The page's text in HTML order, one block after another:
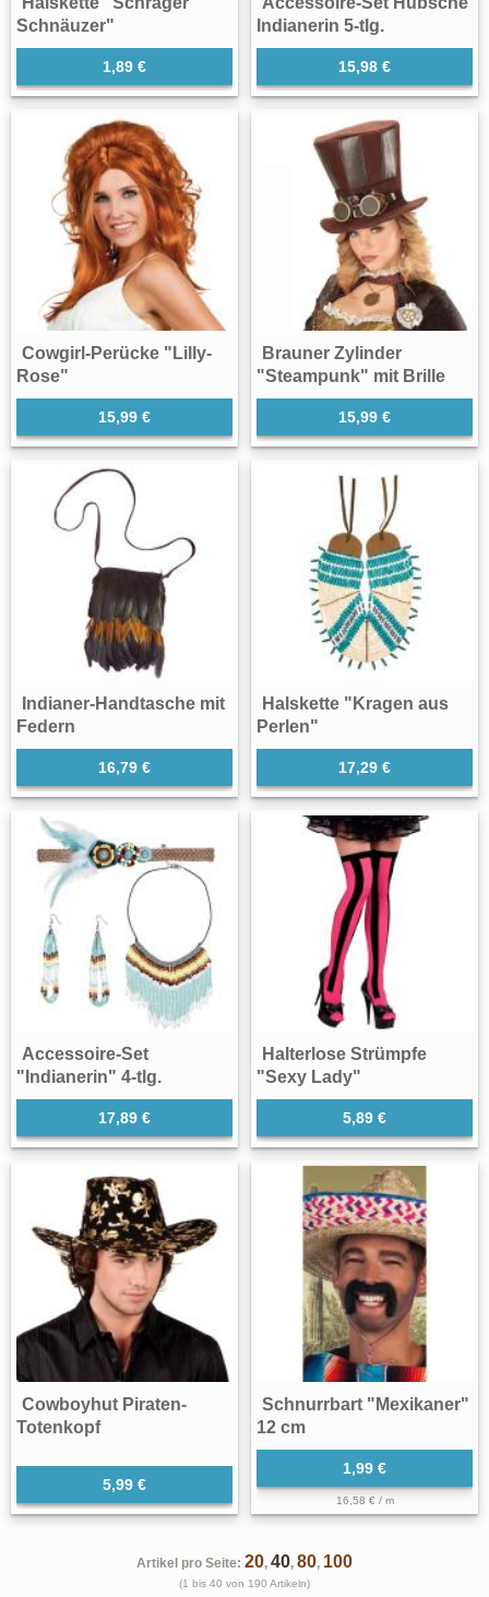
Schnäuzer"
1,89 €
Indianerin 5-tlg.
15,98 €
Cowgirl-Perücke "Lilly-
Rose"
15,99 €
Brauner Zylinder
"Steampunk" mit Brille
15,99 €
Indianer-Handtasche mit
Federn
16,79 €
Halskette "Kragen aus
Perlen"
17,29 €
Accessoire-Set
"Indianerin" 4-tlg.
17,89 €
Halterlose Strümpfe
"Sexy Lady"
5,89 €
Cowboyhut Piraten-
Totenkopf
5,99 €
Schnurrbart "Mexikaner"
12 cm
1,99 €
16,58 € / m
Artikel pro Seite: 20, 40, 80, 100
(1 bis 40 von 190 Artikeln)